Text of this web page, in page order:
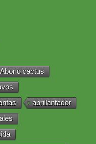
Abono cactus
abrillantador